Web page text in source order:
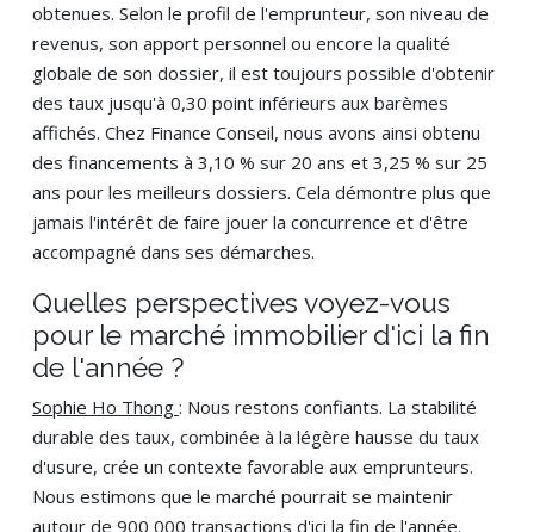
obtenues. Selon le profil de l'emprunteur, son niveau de
revenus, son apport personnel ou encore la qualité
globale de son dossier, il est toujours possible d'obtenir
des taux jusqu'à 0,30 point inférieurs aux barèmes
affichés. Chez Finance Conseil, nous avons ainsi obtenu
des financements à 3,10 % sur 20 ans et 3,25 % sur 25
ans pour les meilleurs dossiers. Cela démontre plus que
jamais l'intérêt de faire jouer la concurrence et d'être
accompagné dans ses démarches.
Quelles perspectives voyez-vous
pour le marché immobilier d'ici la fin
de l'année ?
Sophie Ho Thong : Nous restons confiants. La stabilité
durable des taux, combinée à la légère hausse du taux
d'usure, crée un contexte favorable aux emprunteurs.
Nous estimons que le marché pourrait se maintenir
autour de 900 000 transactions d'ici la fin de l'année.